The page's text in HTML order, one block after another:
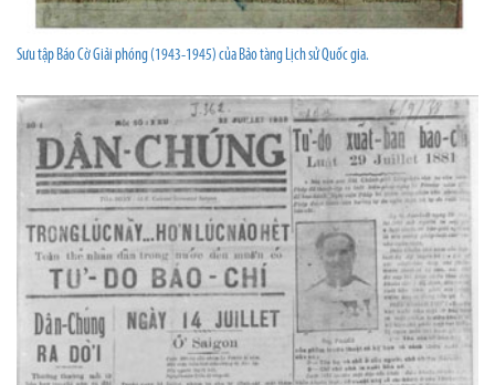
Sưu tập Báo Cờ Giải phóng (1943-1945) của Bảo tàng Lịch sử Quốc gia.